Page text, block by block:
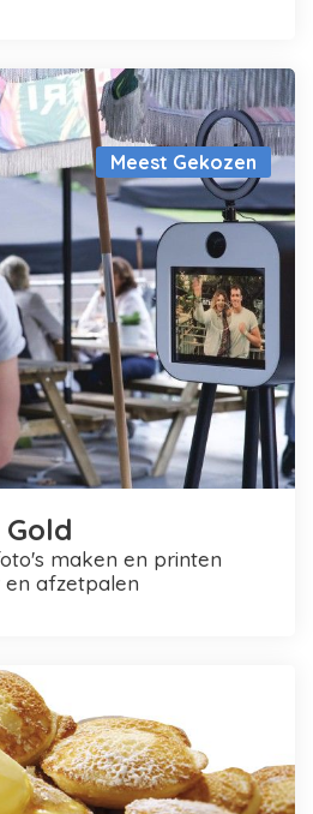
Meest Gekozen
afzetpalen